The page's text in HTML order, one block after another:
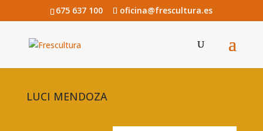
675 637 100 oficina@frescultura.es
LUCI MENDOZA